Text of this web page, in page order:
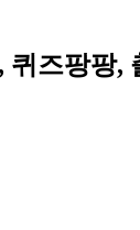
퀴즈팡팡,